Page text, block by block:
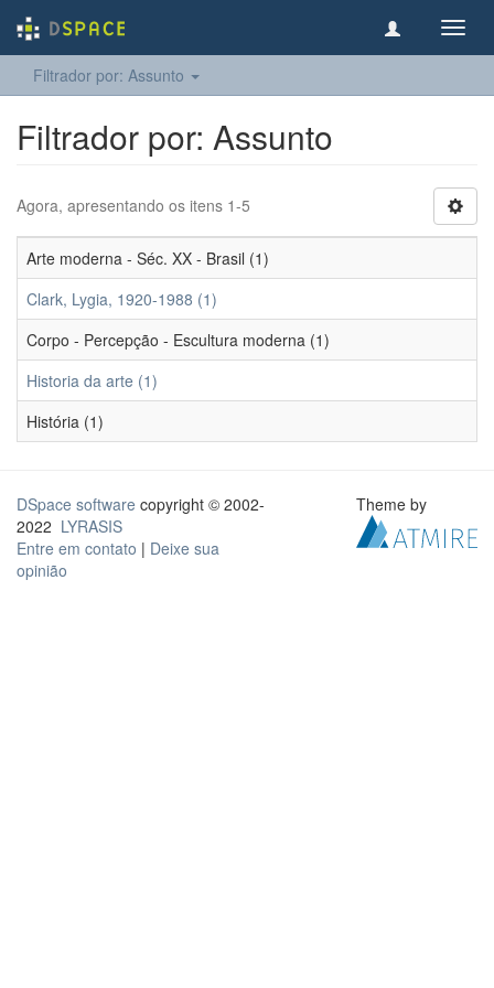
Filtrador por: Assunto
Filtrador por: Assunto
Agora, apresentando os itens 1-5
Arte moderna - Séc. XX - Brasil (1)
Clark, Lygia, 1920-1988 (1)
Corpo - Percepção - Escultura moderna (1)
Historia da arte (1)
História (1)
DSpace software copyright © 2002-
2022 LYRASIS
Entre em contato | Deixe sua
opinião
Theme by